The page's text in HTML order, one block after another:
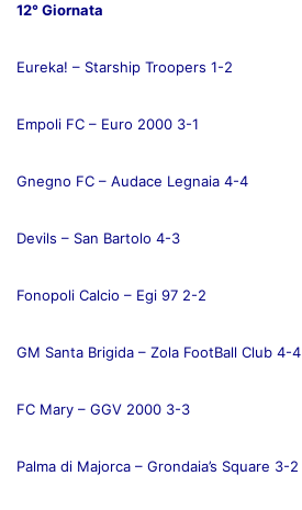
12° Giornata
Eureka! – Starship Troopers 1-2
Empoli FC – Euro 2000 3-1
Gnegno FC – Audace Legnaia 4-4
Devils – San Bartolo 4-3
Fonopoli Calcio – Egi 97 2-2
GM Santa Brigida – Zola FootBall Club 4-4
FC Mary – GGV 2000 3-3
Palma di Majorca – Grondaia’s Square 3-2